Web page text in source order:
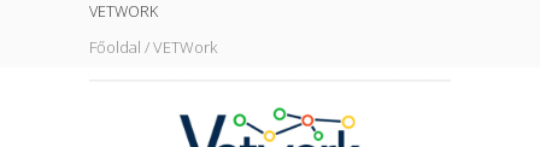
VETWORK
Főoldal VETWork